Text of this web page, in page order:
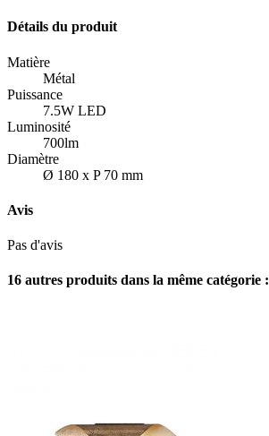
Détails du produit
Matière
Métal
Puissance
7.5W LED
Luminosité
700lm
Diamètre
Ø 180 x P 70 mm
Avis
Pas d'avis
16 autres produits dans la même catégorie :